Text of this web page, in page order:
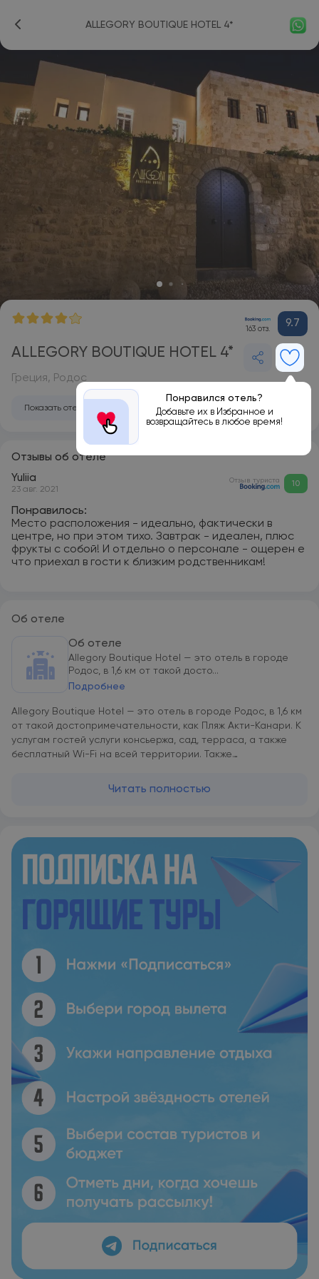
ALLEGORY BOUTIQUE HOTEL 4*
163 отз. 9.7
ALLEGORY BOUTIQUE HOTEL 4*
Понравился отель?
Добавьте их в Избранное и
возвращайтесь в любое время!
Греция, Родос
Показать отель на карте
Отзывы об отеле
Yuliia
23 авг. 2021
Отзыв туриста 10
Понравилось:
Место расположения - идеально, фактически в
центре, но при этом тихо. Завтрак - идеален, плюс
фрукты с собой! И отдельно о персонале - ощерен е
что приехал в гости к близким родственникам!
Об отеле
Об отеле
Allegory Boutique Hotel — это отель в городе
Родос, в 1,6 км от такой досто...
Подробнее
Allegory Boutique Hotel — это отель в городе Родос, в 1,6 км
от такой достопримечательности, как Пляж Акти-Канари. К
услугам гостей услуги консьержа, сад, терраса, а также
бесплатный Wi-Fi на всей территории. Также
распоряжении гостей отеля с 4 звездами — доставка еды и
спутниковыми каналами, iPad, CD-плеер, а также
кофемашина и бесплатные туалетно-косметические
принадлежности. В собственной ванной комнате есть
тапочки. Во всех номерах есть собственная ванная
комната и фен, а также предоставляется постельное белье.
Для гостей сервируется завтрак по меню, континентальный
завтрак и американский завтрак. К услугам гостей отеля
окрестностях популярно заниматься велосипедными
прогулками. Рядом с Allegory Boutique Hotel находятся
такие популярные достопримечательности, как Дворец
великих магистров, Улица Рыцарей и Храм Аполлона.
Международный аэропорт Родоса находится в 13 км.
Читать полностью